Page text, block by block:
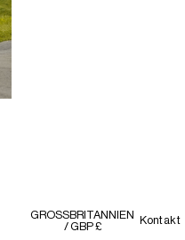
GROSSBRITANNIEN
/ GBP £
Kontakt